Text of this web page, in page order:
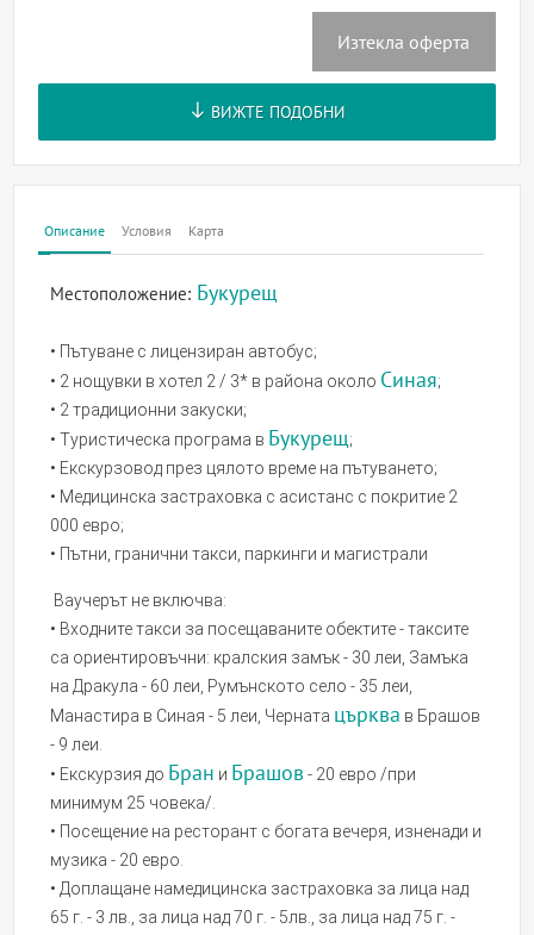
Изтекла оферта
ВИЖТЕ ПОДОБНИ
Описание Условия Карта
Местоположение: Букурещ
• Пътуване с лицензиран автобус;
• 2 нощувки в хотел 2 / 3* в района около Синая;
• 2 традиционни закуски;
• Туристическа програма в Букурещ;
• Екскурзовод през цялото време на пътуването;
• Медицинска застраховка с асистанс с покритие 2
000 евро;
• Пътни, гранични такси, паркинги и магистрали
Ваучерът не включва:
• Входните такси за посещаваните обектите - таксите
са ориентировъчни: кралския замък - 30 леи, Замъка
на Дракула - 60 леи, Румънското село - 35 леи,
Манастира в Синая - 5 леи, Черната църква в Брашов
- 9 леи.
• Екскурзия до Бран и Брашов - 20 евро /при
минимум 25 човека/.
• Посещение на ресторант с богата вечеря, изненади и
музика - 20 евро.
• Доплащане намедицинска застраховка за лица над
65 г. - 3 лв., за лица над 70 г. - 5лв., за лица над 75 г. -